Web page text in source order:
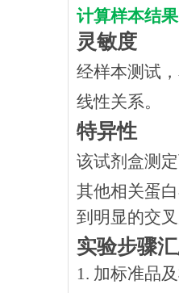
计算样本结果
灵敏度
经样本测试
线性关系。
特异性
该试剂盒测
其他相关蛋
到明显的交
实验步骤
1. 加标准品